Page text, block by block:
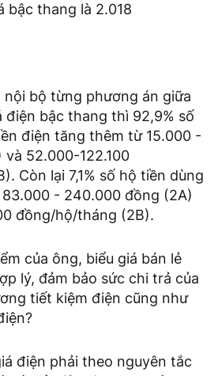
bậc thang là 2.018
nội bộ từng phương án giữa
điện bậc thang thì 92,9% số
điện tăng thêm từ 15.000 -
52.000-122.100
Còn lại 7,1% số hộ tiền dùng
- 240.000 đồng (2A)
đồng/hộ/tháng (2B).
của ông, biểu giá bán lẻ
lý, đảm bảo sức chi trả của
tiết kiệm điện cũng như
điện phải theo nguyên tắc